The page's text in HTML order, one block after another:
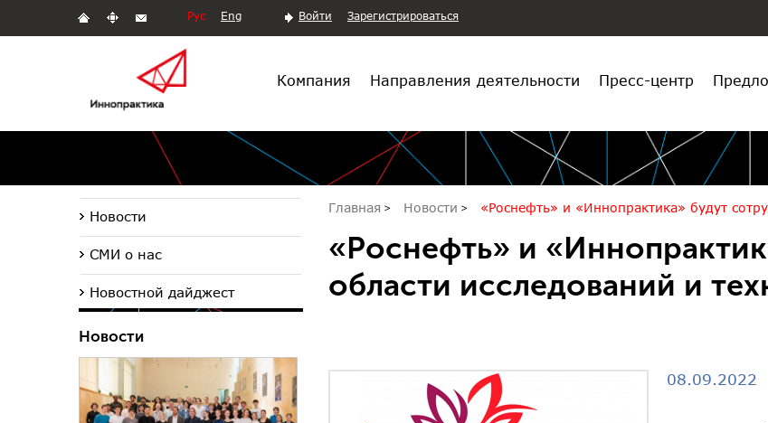
Рус Eng Войти Зарегистрироваться
Компания Направления деятельности Пресс-центр
Главная Новости «Роснефть» и «Иннопрактика» будут
«Роснефть» и
области исследований и
08.09.2022
Новости
СМИ о нас
Новостной дайджест
Новости